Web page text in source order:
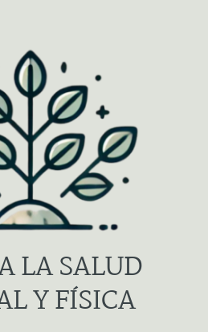
LA SALUD
Y FÍSICA